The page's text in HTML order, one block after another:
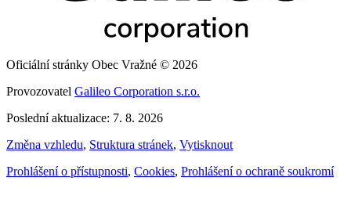
Oficiální stránky Obec Vražné © 2026
Provozovatel Galileo Corporation s.r.o.
Poslední aktualizace: 7. 8. 2026
Změna vzhledu, Struktura stránek, Vytisknout
Prohlášení o přístupnosti, Cookies, Prohlášení o ochraně soukromí